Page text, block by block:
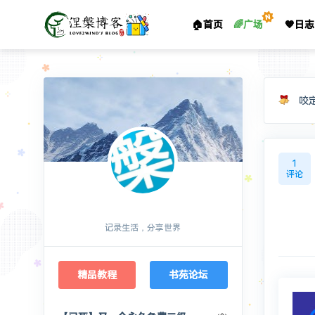
🏠首页 🌈广场 🧡日志
记录生活，分享世界
精品教程 书苑论坛
咬
1
评论